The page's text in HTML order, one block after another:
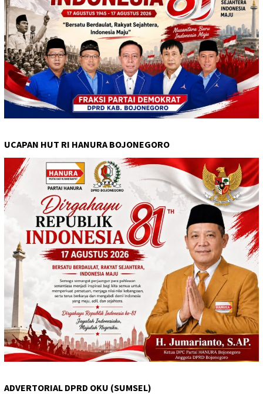
UCAPAN HUT RI HANURA BOJONEGORO
ADVERTORIAL DPRD OKU (SUMSEL)